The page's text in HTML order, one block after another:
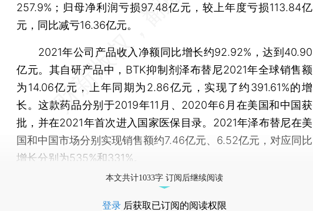
257.9%；归母净利润亏损97.48亿元，较上年度亏损113.84亿
元，同比减亏16.36亿元。
2021年公司产品收入净额同比增长约92.92%，达到40.90
亿元。其自研产品中，BTK抑制剂泽布替尼2021年全球销售额
为14.06亿元，上年同期为2.86亿元，实现了约391.61%的增
长。这款药品分别于2019年11月、2020年6月在美国和中国获
批，并在2021年首次进入国家医保目录。2021年泽布替尼在美
国和中国市场分别实现销售额约7.46亿元、6.52亿元，对应同比
增长分别为535%和331%。
本文共计1033字 订阅后继续阅读
登录 后获取已订阅的阅读权限